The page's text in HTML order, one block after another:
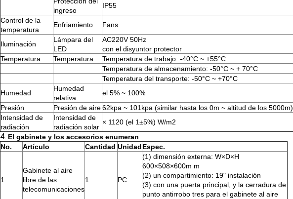
ingreso
IP55
Control de la
temperatura
Enfriamiento Fans
Iluminación
Lámpara del
LED
AC220V 50Hz
con el disyuntor protector
Temperatura
Temperatura
Temperatura de trabajo: -40°C ~ +55°C
Temperatura de almacenamiento: -50°C ~ + 70°C
Temperatura del transporte: -50°C ~ +70°C
Humedad
Humedad
relativa
el 5% ~ 100%
Presión
Presión de aire62kpa ~ 101kpa (similar hasta los 0m ~ altitud de los 5000m)
Intensidad de
radiación
Intensidad de
radiación solar
× 1120 (el 1±5%) W/m2
4. El gabinete y los accesorios enumeran
No.
Artículo Cantidad UnidadEspec.
1
Gabinete al aire
libre de las
telecomunicaciones
1 PC
(1) dimensión externa: W×D×H
600×508×600m m
(2) un compartimiento: 19" instalación
(3) con una puerta principal, y la cerradura de
punto antirrobo tres para el gabinete al aire